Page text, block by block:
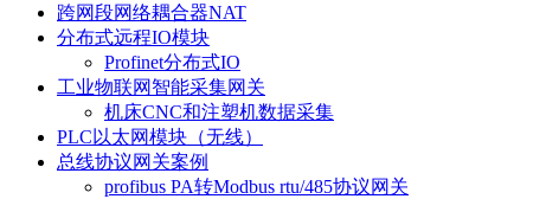
跨网段网络耦合器NAT
分布式远程IO模块
Profinet分布式IO
工业物联网智能采集网关
机床CNC和注塑机数据采集
PLC以太网模块（无线）
总线协议网关案例
profibus PA转Modbus rtu/485协议网关